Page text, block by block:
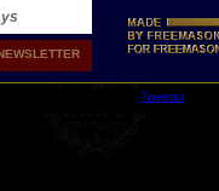
Tweeter